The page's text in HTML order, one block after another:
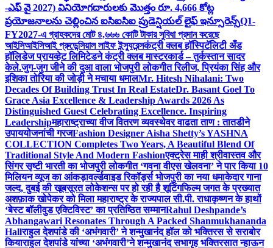
-ఎఫ్ వై 2027) వినియోగదారులకు మొత్తం రూ. 4,666 కోట్ల
ప్రయోజనాలను చెల్లించిన ఐసిఐసిఐ ప్రుడెన్షియల్ లైఫ్ ఇన్సూరెన్స్Q1-
FY2027-এ গ্রাহকদের মোট ৪,৬৬৬ কোটি টাকার সুবিধা প্রদান করেছে
আইসিআইসিআই প্রুডেন্সিয়াল লাইফ ইন্স্যুরেন্সकंट्री क्लब हॉस्पिटॅलिटी अँड
हॉलिडेज प्रायव्हेट लिमिटेडने कंट्री क्लब मास्टरकार्ड – तुर्कस्तान सादर
केले.जुग-जुग जीने की दुआ वाला भोजपुरी लोकगीत रिलीज, प्रियंका सिंह और
इशिका तोरिया की जोड़ी ने मचाया धमालMr. Hitesh Nihalani: Two
Decades Of Building Trust In Real EstateDr. Basant Goel To
Grace Asia Excellence & Leadership Awards 2026 As
Distinguished Guest Celebrating Excellence. Inspiring
Leadershipमहाराष्ट्राच्या वीज वितरण व्यवस्थेवर वाढता ताण : तातडीने
उपाययोजनांची गरजFashion Designer Aisha Shetty’s YASHNA
COLLECTION Completes Two Years, A Beautiful Blend Of
Traditional Style And Modern Fashionएक्ट्रेस माही श्रीवास्तव और
सिंगर सृष्टी भारती का भोजपुरी लोकगीत ‘गवना वीएस खेलवना’ ने पार किया 10
मिलियन व्यूज का आंकड़ावर्ल्डवाइड रिकॉर्ड्स भोजपुरी का नया धमाकेदार गाना
जल्द, दुबई की खूबसूरत लोकेशन्स पर हो रही है शूटिंगफिल्म जगत के प्रख्यात
अशफ़ाक खोपेकर को मिला महाराष्ट्र के राज्यपाल सी.पी. राधाकृष्णन के हाथों
‘बेस्ट बॉलीवुड एक्टिविस्ट’ का प्रतिष्ठित सम्मानRahul Deshpande’s
Abhangawari Resonates Through A Packed Shanmukhananda
Hallराहुल देशपांडे की ‘अभंगवारी’ ने शन्मुखानंद हॉल को भक्तिरस से सराबोर
कियाराहुल देशपांडे यांच्या ‘अभंगवारी’ने शन्मुखानंद सभागृह भक्तिरसात न्हाऊन